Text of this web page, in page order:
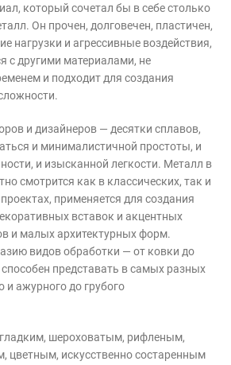
который сочетал бы в себе столько
Он прочен, долговечен, пластичен,
нагрузки и агрессивные воздействия,
с другими материалами, не
и подходит для создания
и дизайнеров — десятки сплавов,
и минималистичной простоты, и
и изысканной легкости. Металл в
смотрится как в классических, так и
применяется для создания
вставок и акцентных
и малых архитектурных форм.
видов обработки — от ковки до
представать в самых разных
и ажурного до грубого
шероховатым, рифленым,
цветным, искусственно состаренным